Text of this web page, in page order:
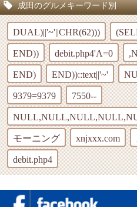
成田のグルメキーワード別
DUAL)||'~'||CHR(62)))
END)) debit.php4'A=0
END) END))::text||'~'
9379=9379 7550--
モーニング xnjxxx.com
debit.php4